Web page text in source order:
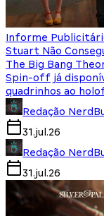
Informe
Stuart Não
The Big Bang
Spin-off já
quadrinhos ao
Redação
31.jul.26
Redação
31.jul.26